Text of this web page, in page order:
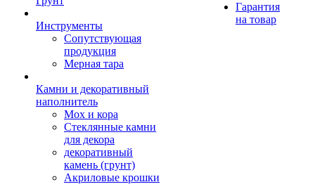
Инструменты
Сопутствующая
продукция
Мерная тара
Камни и декоративный
наполнитель
Мох и кора
Стеклянные камни
для декора
декоративный
камень (грунт)
Акриловые крошки
Гарантия
на товар